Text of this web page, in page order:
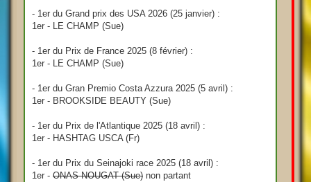
- 1er du Grand prix des USA 2026 (25 janvier) :
1er - LE CHAMP (Sue)
- 1er du Prix de France 2025 (8 février) :
1er - LE CHAMP (Sue)
- 1er du Gran Premio Costa Azzura 2025 (5 avril) :
1er - BROOKSIDE BEAUTY (Sue)
- 1er du Prix de l'Atlantique 2025 (18 avril) :
1er - HASHTAG USCA (Fr)
- 1er du Prix du Seinajoki race 2025 (18 avril) :
1er - ONAS NOUGAT (Sue) non partant